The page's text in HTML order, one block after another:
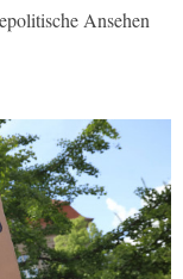
Ansehen